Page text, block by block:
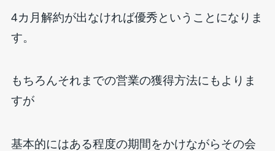
4カ月解約が出なければ優秀ということになりま
す。
もちろんそれまでの営業の獲得方法にもよりま
すが
基本的にはある程度の期間をかけながらその会